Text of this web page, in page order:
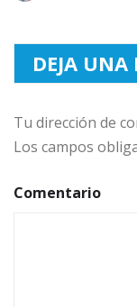
DEJA UNA
Tu dirección de
Los campos
Comentario